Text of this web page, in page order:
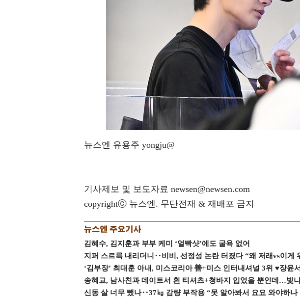
뉴스엔 유용주 yongju@
기사제보 및 보도자료 newsen@newsen.com
copyrightⓒ 뉴스엔. 무단전재 & 재배포 금지
김혜수, 김지훈과 부부 케미 ‘얼빡샷’에도 굴욕 없어
지퍼 스르륵 내리더니‥비비, 선정성 논란 터졌다 “왜 저래vs이게
‘김부장’ 최대훈 아내, 미스코리아 善+미스 인터내셔널 3위 ♥장윤
송혜교, 남사친과 데이트서 흰 티셔츠+청바지 입었을 뿐인데…빛
신동 살 너무 뺐나‥37㎏ 감량 부작용 “못 알아봐서 요요 와야하나